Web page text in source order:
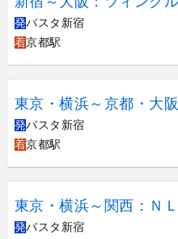
発バスタ新宿
着京都駅
東京・横浜～京都・大
発バスタ新宿
着京都駅
東京・横浜～関西：ＮＬ
発バスタ新宿